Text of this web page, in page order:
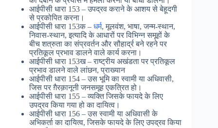
आईपीसी धारा 153 – उपद्रव कराने के आशय से बेहूदगी
से प्रकोपित करना।
आईपीसी धारा 153क – धर्म, मूलवंश, भाषा, जन्म-स्थान,
निवास-स्थान, इत्यादि के आधारों पर विभिन्न समूहों के
बीच शत्रुता का संप्रवर्तन और सौहार्द्र बने रहने पर
प्रतिकूल प्रभाव डालने वाले कार्य करना।
आईपीसी धारा 153ख – राष्ट्रीय अखंडता पर प्रतिकूल
प्रभाव डालने वाले लांछन, प्राख्यान
आईपीसी धारा 154 – उस भूमि का स्वामी या अधिवासी,
जिस पर ग़ैरक़ानूनी जनसमूह एकत्रित हो।
आईपीसी धारा 155 – व्यक्ति जिसके फायदे के लिए
उपद्रव किया गया हो का दायित्व।
आईपीसी धारा 156 – उस स्वामी या अधिवासी के
अभिकर्ता का दायित्व, जिसके फायदे के लिए उपद्रव किया